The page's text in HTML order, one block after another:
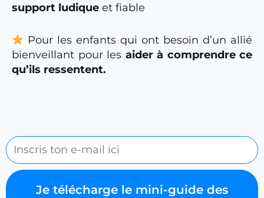
support ludique et fiable
Pour les enfants qui ont besoin d’un allié
bienveillant pour les aider à comprendre ce
qu’ils ressentent.
Je télécharge le mini-guide des